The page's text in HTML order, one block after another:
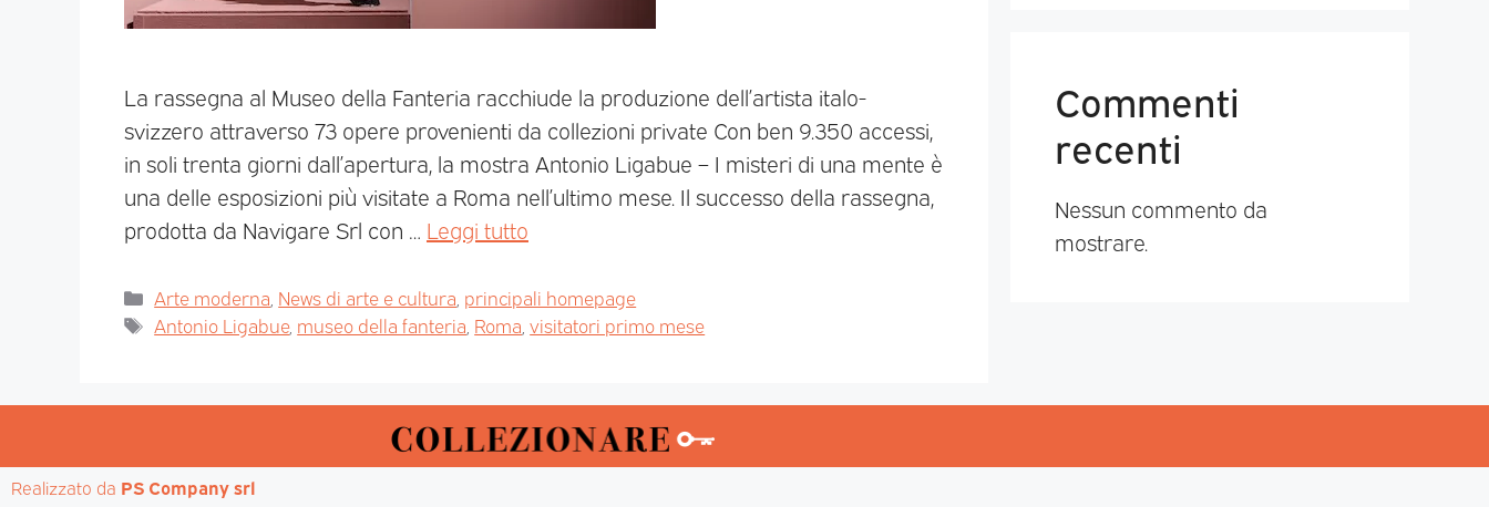
La rassegna al Museo della Fanteria racchiude la produzione dell’artista italo-
svizzero attraverso 73 opere provenienti da collezioni private Con ben 9.350 accessi,
in soli trenta giorni dall’apertura, la mostra Antonio Ligabue – I misteri di una mente è
una delle esposizioni più visitate a Roma nell’ultimo mese. Il successo della rassegna,
prodotta da Navigare Srl con … Leggi tutto
Arte moderna News di arte e cultura principali homepage
Antonio Ligabue, museo della fanteria Roma ,visitatori primo mese
Commenti
recenti
Nessun commento da
mostrare.
Realizzato da PS Company srl